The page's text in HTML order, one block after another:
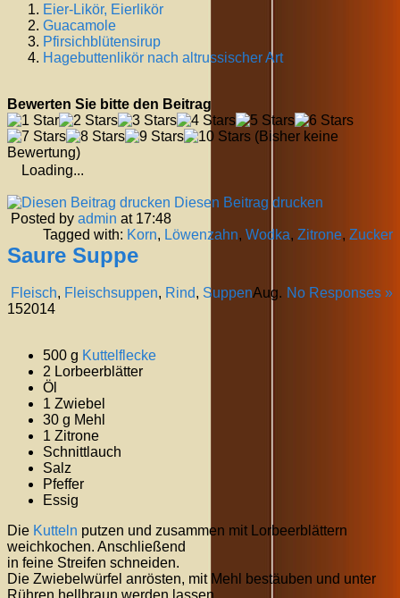
Eier-Likör, Eierlikör
Guacamole
Pfirsichblütensirup
Hagebuttenlikör nach altrussischer Art
Bewerten Sie bitte den Beitrag
(Bisher keine
Bewertung)
Loading...
Diesen Beitrag drucken
Posted by admin at 17:48
Tagged with: Korn, Löwenzahn, Wodka, Zitrone, Zucker
Saure Suppe
Fleisch, Fleischsuppen, Rind, Suppen No Responses »
Aug.
152014
500 g Kuttelflecke
2 Lorbeerblätter
Öl
1 Zwiebel
30 g Mehl
1 Zitrone
Schnittlauch
Salz
Pfeffer
Essig
Die Kutteln putzen und zusammen mit Lorbeerblättern
weichkochen. Anschließend
in feine Streifen schneiden.
Die Zwiebelwürfel anrösten, mit Mehl bestäuben und unter